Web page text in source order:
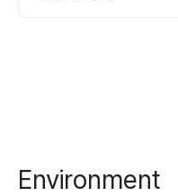
Environment